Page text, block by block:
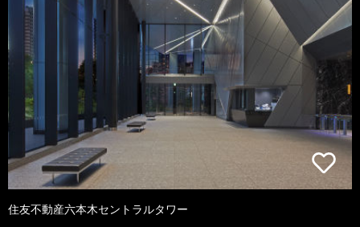
住友不動産六本木セントラルタワー